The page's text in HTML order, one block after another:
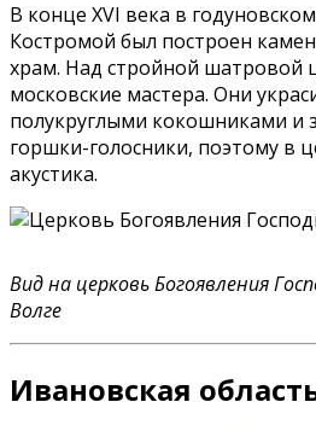
В конце XVI века в
Костромой был построен
храм. Над стройной шатровой
московские мастера. Они
полукруглыми кокошниками и
горшки-голосники, поэтому в
акустика.
Вид на церковь Богоявления
Волге
Ивановская